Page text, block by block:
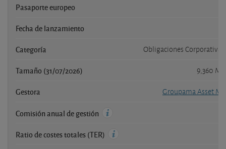
Pasaporte europeo
Fecha de lanzamiento
Categoría Obligaciones Corporativas
Tamaño (31/07/2026) 9,360
Gestora Groupama Asset
Comisión anual de gestión
Ratio de costes totales (TER)